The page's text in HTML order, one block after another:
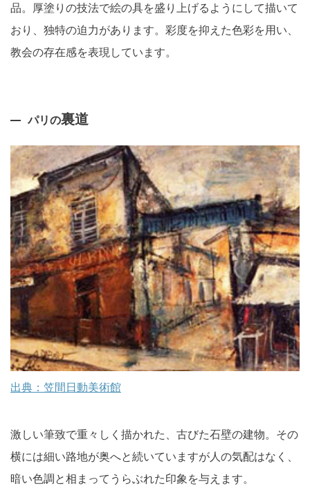
品。厚塗りの技法で絵の具を盛り上げるようにして描いて
おり、独特の迫力があります。彩度を抑えた色彩を用い、
教会の存在感を表現しています。
パリの裏道
出典：笠間日動美術館
激しい筆致で重々しく描かれた、古びた石壁の建物。その
横には細い路地が奥へと続いていますが人の気配はなく、
暗い色調と相まってうらぶれた印象を与えます。